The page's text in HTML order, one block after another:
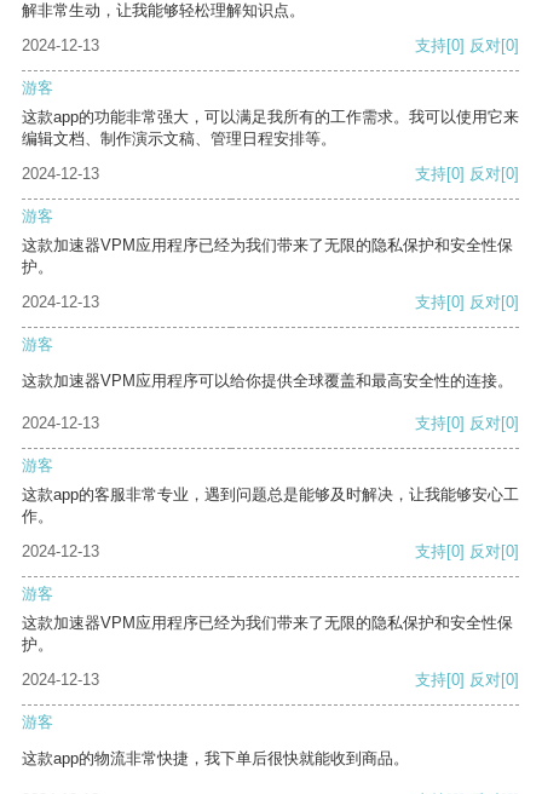
解非常生动，让我能够轻松理解知识点。
2024-12-13
支持[0] 反对[0]
游客
这款app的功能非常强大，可以满足我所有的工作需求。我可以使用它来
编辑文档、制作演示文稿、管理日程安排等。
2024-12-13
支持[0] 反对[0]
游客
这款加速器VPM应用程序已经为我们带来了无限的隐私保护和安全性保
护。
2024-12-13
支持[0] 反对[0]
游客
这款加速器VPM应用程序可以给你提供全球覆盖和最高安全性的连接。
2024-12-13 支持[0] 反对[0]
游客
这款app的客服非常专业，遇到问题总是能够及时解决，让我能够安心工
作。
2024-12-13
支持[0] 反对[0]
游客
这款加速器VPM应用程序已经为我们带来了无限的隐私保护和安全性保
护。
2024-12-13
支持[0] 反对[0]
游客
这款app的物流非常快捷，我下单后很快就能收到商品。